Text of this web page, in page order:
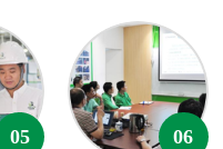
05 06